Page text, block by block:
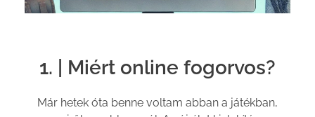
1. | Miért online fogorvos?
Már hetek óta benne voltam abban a játékban,